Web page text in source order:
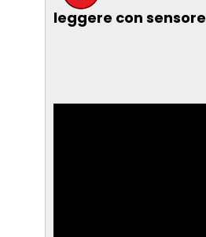
leggere con sensore